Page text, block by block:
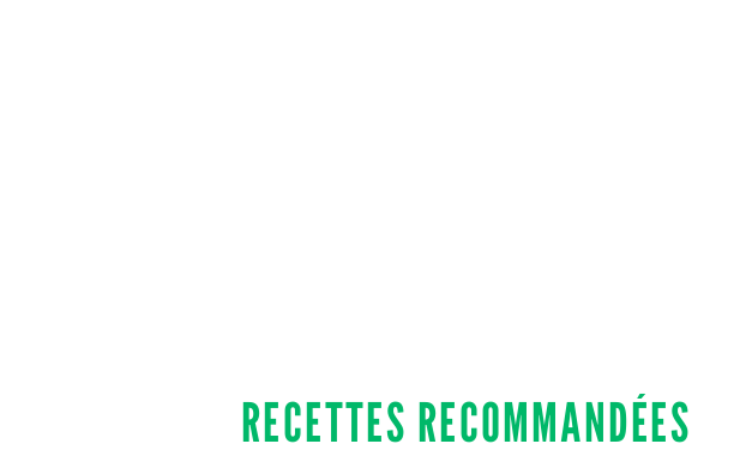
RECETTES RECOMMANDÉES